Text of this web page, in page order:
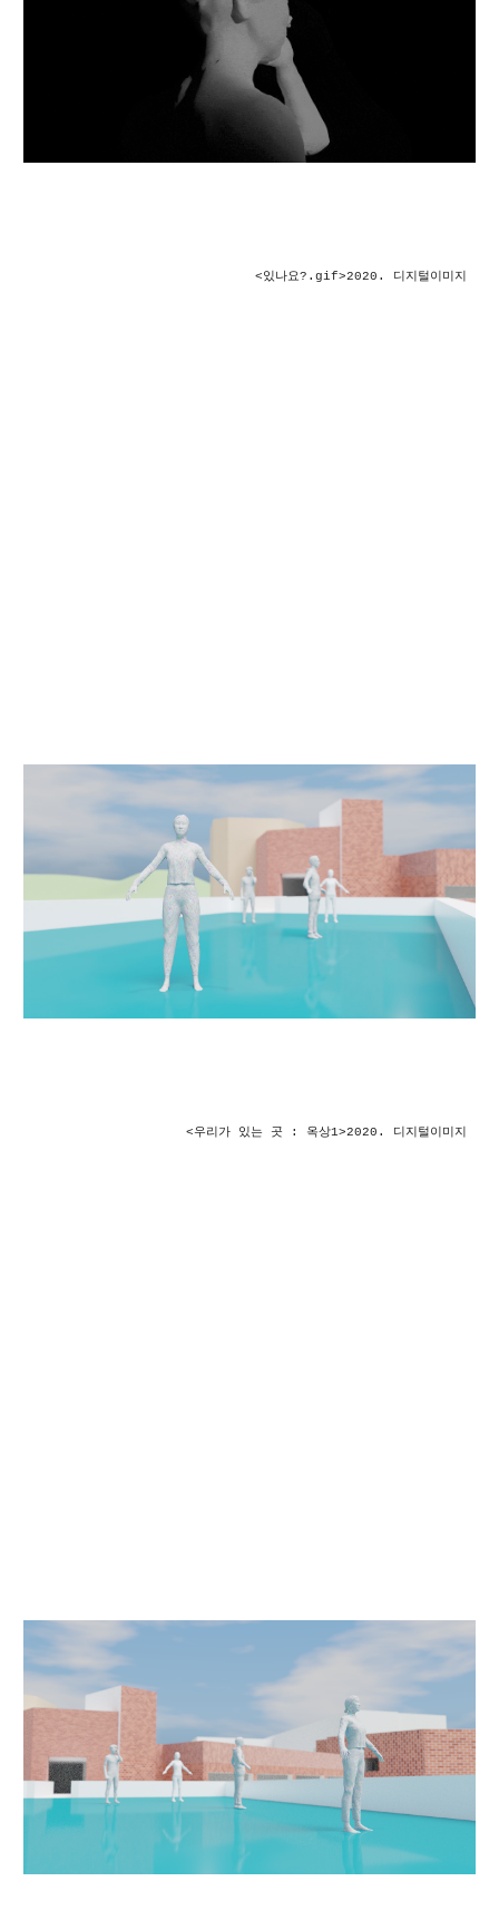
<있나요?.gif>2020. 디지털이미지
<우리가 있는 곳 : 옥상1>2020. 디지털이미지